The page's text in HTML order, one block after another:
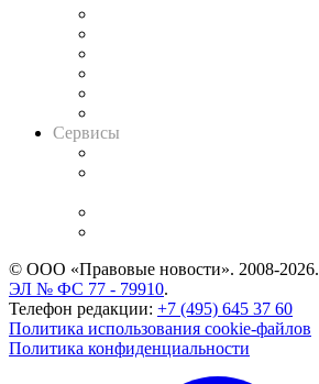
Сервисы
© ООО «Правовые новости». 2008-2026.
ЭЛ № ФС 77 - 79910.
Телефон редакции: +7 (495) 645 37 60
Политика использования cookie-файлов
Политика конфиденциальности